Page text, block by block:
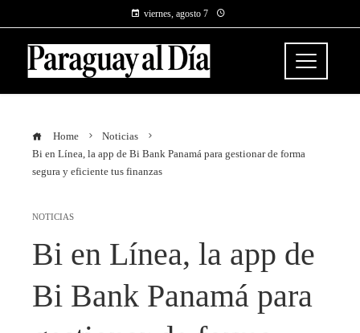
viernes, agosto 7
Home
Noticias
Bi en Línea, la app de Bi Bank Panamá para gestionar de forma
segura y eficiente tus finanzas
NOTICIAS
Bi en Línea, la app de
Bi Bank Panamá para